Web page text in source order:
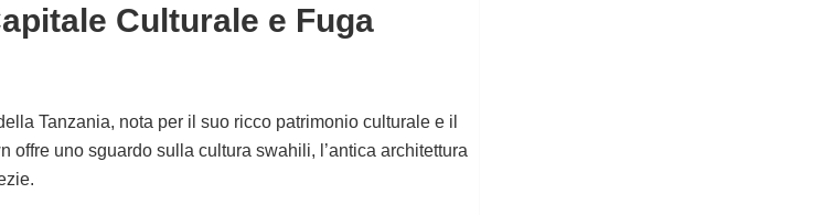
Culturale e Fuga
Tanzania, nota per il suo ricco patrimonio culturale e il
offre uno sguardo sulla cultura swahili, l’antica architettura